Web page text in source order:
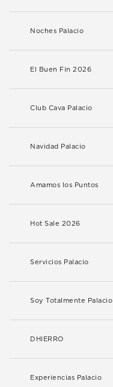
Noches Palacio
El Buen Fin 2026
Club Cava Palacio
Navidad Palacio
Amamos los Puntos
Hot Sale 2026
Servicios Palacio
Soy Totalmente Palacio
DHIERRO
Experiencias Palacio